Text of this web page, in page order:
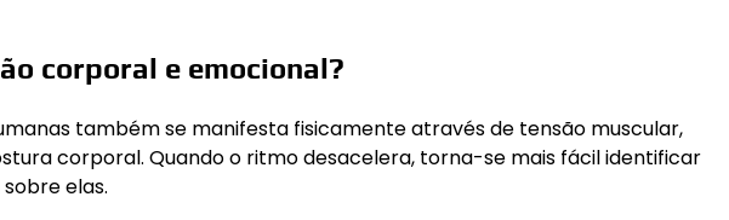
corporal e emocional?
também se manifesta fisicamente através de tensão muscular,
corporal. Quando o ritmo desacelera, torna-se mais fácil identificar
elas.